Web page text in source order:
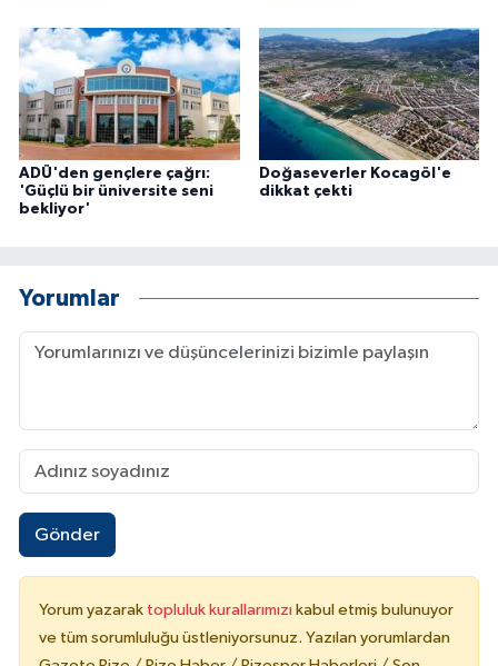
ADÜ'den gençlere çağrı:
'Güçlü bir üniversite seni
bekliyor'
Doğaseverler Kocagöl'e
dikkat çekti
Yorumlar
Gönder
Yorum yazarak topluluk kurallarımızı kabul etmiş bulunuyor
ve tüm sorumluluğu üstleniyorsunuz. Yazılan yorumlardan